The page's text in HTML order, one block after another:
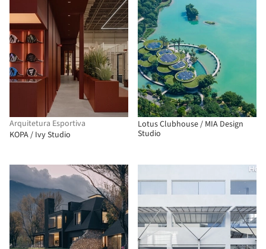
Arquitetura Esportiva
KOPA / Ivy Studio
Lotus Clubhouse / MIA Design
Studio